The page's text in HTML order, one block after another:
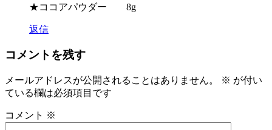
★ココアパウダー 8g
返信
コメントを残す
メールアドレスが公開されることはありません。 ※ が付い
ている欄は必須項目です
コメント ※